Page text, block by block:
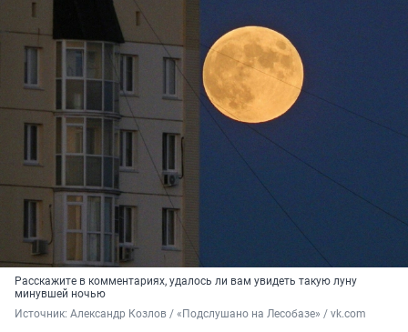
Расскажите в комментариях, удалось ли вам увидеть такую луну
минувшей ночью
Источник: Александр Козлов / «Подслушано на Лесобазе» / vk.com